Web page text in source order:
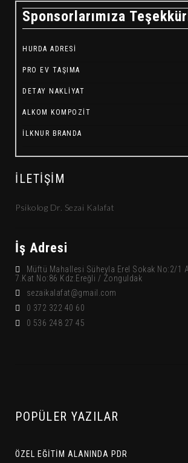
Sponsorlarımıza
HURDA ADRESI
PRO EV TAŞIMA
DETAY NAKLIYAT
ALKOM KOMPOZIT
İLKNUR BRANDA
İLETIŞIM
Psikolog Dr. Sezai Kalafat
İş Adresi
Müftü Mahallesi Süheyla Erel Sokak No:2/1
7.Kat No:86 Kdz.Ereğli / Zonguldak
sezaikalafat@gmail.com
0 372 322 40 60
0 536 248 27 45
POPÜLER YAZILAR
ÖZEL EĞITIM ALANINDA PDR